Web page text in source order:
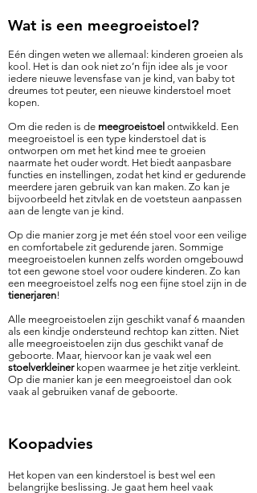
Wat is een meegroeistoel?
Eén dingen weten we allemaal: kinderen groeien als
kool. Het is dan ook niet zo’n fijn idee als je voor
iedere nieuwe levensfase van je kind, van baby tot
dreumes tot peuter, een nieuwe kinderstoel moet
kopen.
Om die reden is de meegroeistoel ontwikkeld. Een
meegroeistoel is een type kinderstoel dat is
ontworpen om met het kind mee te groeien
naarmate het ouder wordt. Het biedt aanpasbare
functies en instellingen, zodat het kind er gedurende
meerdere jaren gebruik van kan maken. Zo kan je
bijvoorbeeld het zitvlak en de voetsteun aanpassen
aan de lengte van je kind.
Op die manier zorg je met één stoel voor een veilige
en comfortabele zit gedurende jaren. Sommige
meegroeistoelen kunnen zelfs worden omgebouwd
tot een gewone stoel voor oudere kinderen. Zo kan
een meegroeistoel zelfs nog een fijne stoel zijn in de
tienerjaren!
Alle meegroeistoelen zijn geschikt vanaf 6 maanden
als een kindje ondersteund rechtop kan zitten. Niet
alle meegroeistoelen zijn dus geschikt vanaf de
geboorte. Maar, hiervoor kan je vaak wel een
stoelverkleiner kopen waarmee je het zitje verkleint.
Op die manier kan je een meegroeistoel dan ook
vaak al gebruiken vanaf de geboorte.
Koopadvies
Het kopen van een kinderstoel is best wel een
belangrijke beslissing. Je gaat hem heel vaak